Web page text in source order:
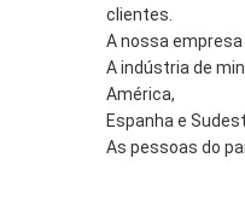
clientes.
A nossa
A indústria de
América,
Espanha e
As pessoas do